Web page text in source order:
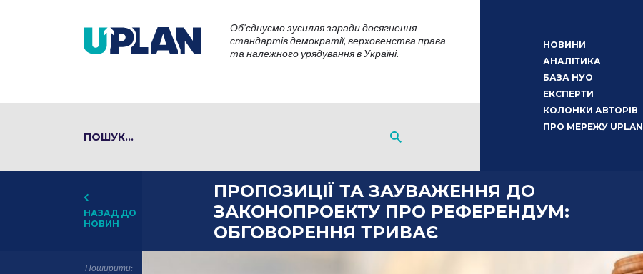
Об’єднуємо зусилля заради досягнення
стандартів демократії, верховенства права
та належного урядування в Україні.
НОВИНИ
АНАЛІТИКА
БАЗА НУО
ЕКСПЕРТИ
КОЛОНКИ АВТОРІВ
ПРО МЕРЕЖУ UPLAN
НАЗАД ДО
НОВИН
Поширити:
ПРОПОЗИЦІЇ ТА ЗАУВАЖЕННЯ ДО
ЗАКОНОПРОЕКТУ ПРО РЕФЕРЕНДУМ:
ОБГОВОРЕННЯ ТРИВАЄ